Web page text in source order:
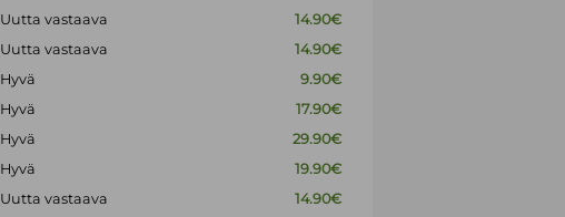
Uutta vastaava
14.90€
Uutta vastaava
14.90€
Hyvä
9.90€
Hyvä
17.90€
Hyvä
29.90€
Hyvä
19.90€
Uutta vastaava 14.90€